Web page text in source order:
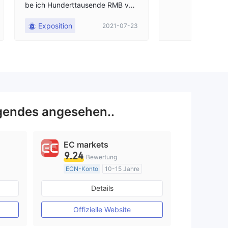
be ich Hunderttausende RMB verl
Exposition
2021-07-23
angesehen..
EC markets
9.24 Bewertung
ECN-Konto
10-15 Jahre
AustralienRegulierung
Market Making (MM)
MT4-Volllizenz
Details
Offizielle Website